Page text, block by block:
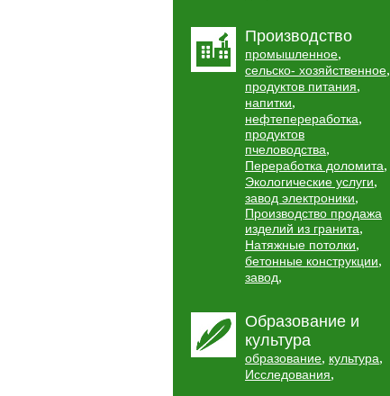
Производство
промышленное,
сельско- хозяйственное,
продуктов питания,
напитки,
нефтепереработка,
продуктов
пчеловодства,
Переработка доломита,
Экологические услуги,
завод электроники,
Производство продажа
изделий из гранита,
Натяжные потолки,
бетонные конструкции,
завод,
Образование и
культура
образование, культура,
Исследования,